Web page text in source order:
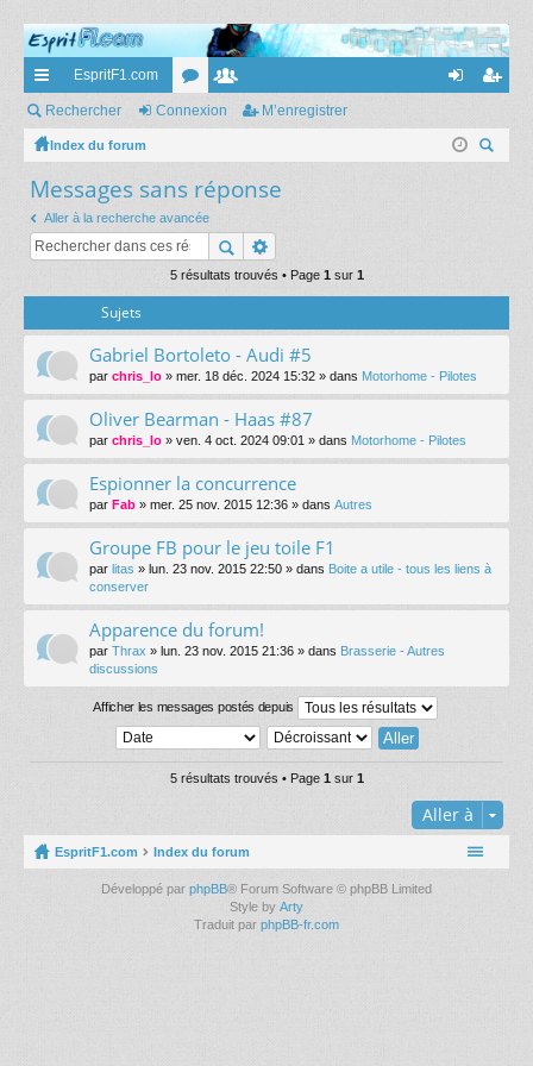
cc
ès
ra
pi
de
EspritF1.com
or
m
s
e
br
ne nr
Rechercher Connexion M’enregistrer
Index du forum
Messages sans réponse
Aller à la recherche avancée
5 résultats trouvés • Page 1 sur 1
Sujets
Gabriel Bortoleto - Audi #5
par chris_lo » mer. 18 déc. 2024 15:32 » dans Motorhome - Pilotes
Oliver Bearman - Haas #87
par chris_lo » ven. 4 oct. 2024 09:01 » dans Motorhome - Pilotes
Espionner la concurrence
par Fab » mer. 25 nov. 2015 12:36 » dans Autres
Groupe FB pour le jeu toile F1
par litas » lun. 23 nov. 2015 22:50 » dans Boite a utile - tous les liens à
conserver
Apparence du forum!
par Thrax » lun. 23 nov. 2015 21:36 » dans Brasserie - Autres
discussions
Afficher les messages postés depuis
5 résultats trouvés • Page 1 sur 1
Aller à
EspritF1.com Index du forum
Développé par phpBB® Forum Software © phpBB Limited
Style by Arty
Traduit par phpBB-fr.com